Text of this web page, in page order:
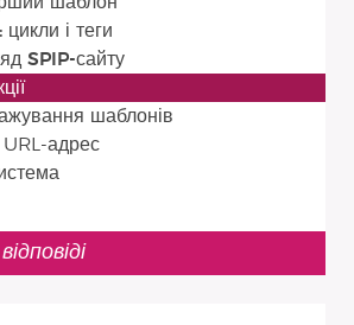
цикли і теги
SPIP-сайту
шаблонів
URL-адрес